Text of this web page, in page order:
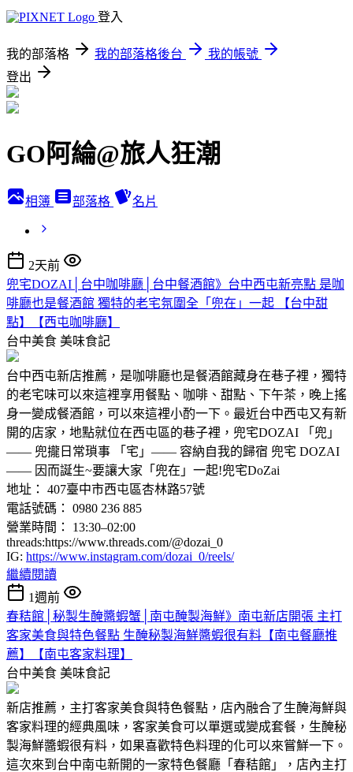
登入
我的部落格 我的部落格後台
我的帳號
登出
GO阿綸@旅人狂潮
相簿 部落格 名片
2天前
兜宅DOZAI│台中咖啡廳│台中餐酒館》台中西屯新亮點 是咖
啡廳也是餐酒館 獨特的老宅氛圍全「兜在」一起 【台中甜
點】【西屯咖啡廳】
台中美食 美味食記
台中西屯新店推薦，是咖啡廳也是餐酒館藏身在巷子裡，獨特
的老宅味可以來這裡享用餐點、咖啡、甜點、下午茶，晚上搖
身一變成餐酒館，可以來這裡小酌一下。最近台中西屯又有新
開的店家，地點就位在西屯區的巷子裡，兜宅DOZAI 「兜」
—— 兜攏日常瑣事 「宅」—— 容納自我的歸宿 ​​兜宅 DOZAI
—— 因而誕生~要讓大家「兜在」一起!兜宅DoZai
地址： 407臺中市西屯區杏林路57號
電話號碼： 0980 236 885
營業時間： 13:30–02:00
threads:https://www.threads.com/@dozai_0
IG: https://www.instagram.com/dozai_0/reels/
繼續閱讀
1週前
春秸館│秘製生醃醬蝦蟹│南屯醃製海鮮》南屯新店開張 主打
客家美食與特色餐點 生醃秘製海鮮醬蝦很有料【南屯餐廳推
薦】【南屯客家料理】
台中美食 美味食記
新店推薦，主打客家美食與特色餐點，店內融合了生醃海鮮與
客家料理的經典風味，客家美食可以單選或變成套餐，生醃秘
製海鮮醬蝦很有料，如果喜歡特色料理的化可以來嘗鮮一下。
這次來到台中南屯新開的一家特色餐廳「春秸館」，店內主打